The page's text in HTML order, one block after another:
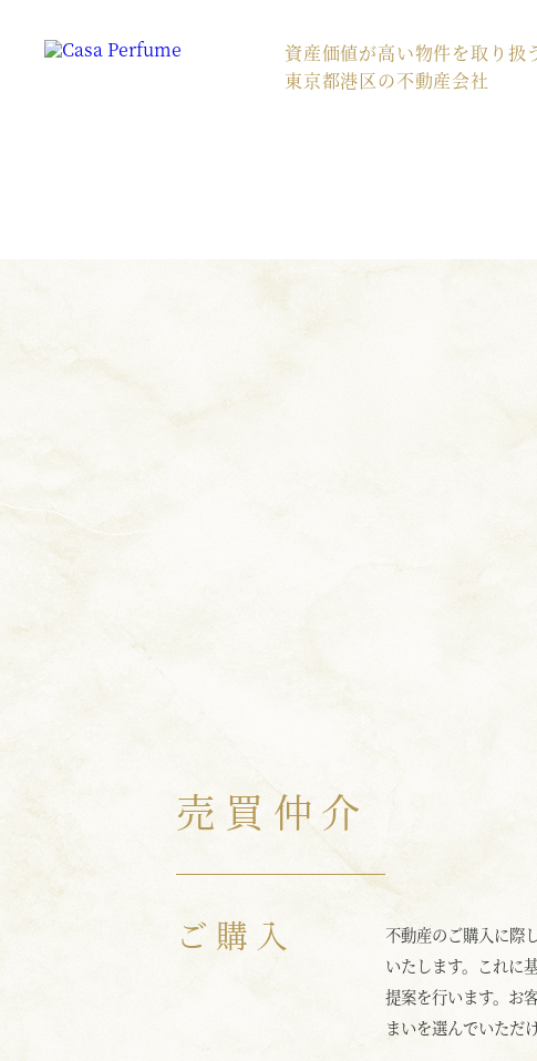
資産価値が高い物件を取り扱
東京都港区の不動産会社
売買仲介
ご購入
不動産のご購入に際
いたします。これに
提案を行います。お
まいを選んでいただ